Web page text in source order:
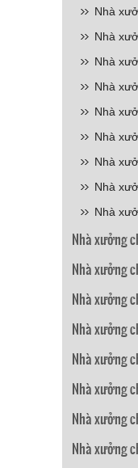
Nhà
Nhà
Nhà
Xuyên
Nhà
Nhà
Nhà
Nhà
Nhà
Nhà
Nhà xưởng
Nhà xưởng
Nhà xưởng
Nhà xưởng
Nhà xưởng
Nhà xưởng
Nhà xưởng
Nhà xưởng